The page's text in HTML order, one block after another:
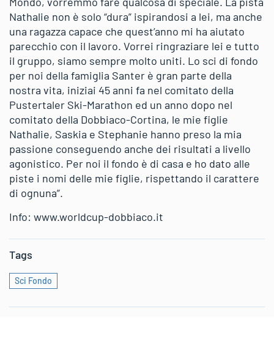
Nathalie non è solo “dura” ispirandosi a lei, ma anche
una ragazza capace che quest’anno mi ha aiutato
parecchio con il lavoro. Vorrei ringraziare lei e tutto
il gruppo, siamo sempre molto uniti. Lo sci di fondo
per noi della famiglia Santer è gran parte della
nostra vita, iniziai 45 anni fa nel comitato della
Pustertaler Ski-Marathon ed un anno dopo nel
comitato della Dobbiaco-Cortina, le mie figlie
Nathalie, Saskia e Stephanie hanno preso la mia
passione conseguendo anche dei risultati a livello
agonistico. Per noi il fondo è di casa e ho dato alle
piste i nomi delle mie figlie, rispettando il carattere
di ognuna”.
Info: www.worldcup-dobbiaco.it
Tags
Sci Fondo